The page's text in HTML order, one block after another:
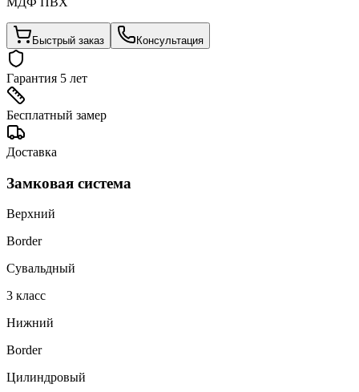
Быстрый заказ Консультация
Гарантия 5 лет
Бесплатный замер
Доставка
Замковая система
Верхний
Border
Сувальдный
3 класс
Нижний
Border
Цилиндровый